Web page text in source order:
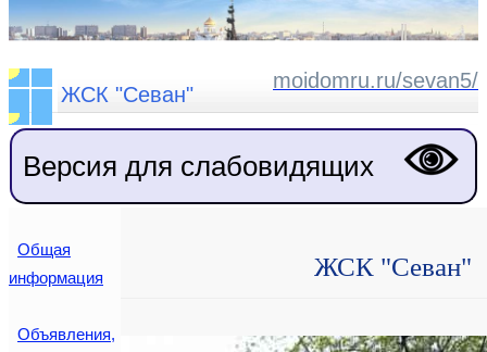
ЖСК "Севан"
moidomru.ru/sevan5/
Версия для слабовидящих
Общая
информация
Объявления,
ЖСК "Севан"